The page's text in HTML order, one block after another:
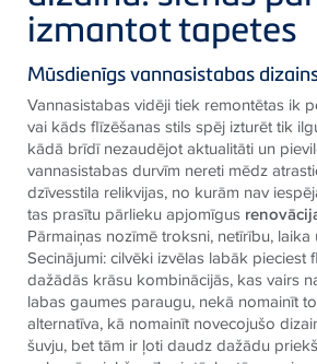
izmantot tapetes
Mūsdienīgs vannasistabas
Vannasistabas vidēji tiek remontētas ik
vai kāds flīzēšanas stils spēj izturēt tik
kādā brīdī nezaudējot aktualitāti un
vannasistabas durvīm nereti mēdz
dzīvesstila relikvijas, no kurām nav
tas prasītu pārlieku apjomīgus
Pārmaiņas nozīmē troksni, netīrību,
Secinājumi: cilvēki izvēlas labāk pieciest
dažādās krāsu kombinācijās, kas vairs
labas gaumes paraugu, nekā nomainīt
alternatīva, kā nomainīt novecojušo
šuvju, bet tām ir ļoti daudz dažādu